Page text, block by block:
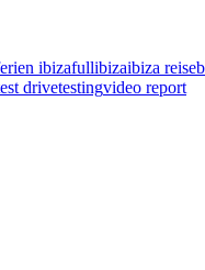
ibizafullibizaibiza
drivetestingvideo report